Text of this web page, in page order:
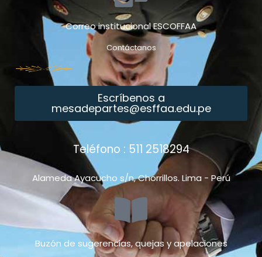
Correo institucional ESCOFFAA
Contáctanos
Escríbenos a
mesadepartes@esffaa.edu.pe
Teléfono : 511 2518294
Alameda Ayacucho s/n, Chorrillos. Lima - Perú
Buzón de sugerencias, quejas y apelaciones